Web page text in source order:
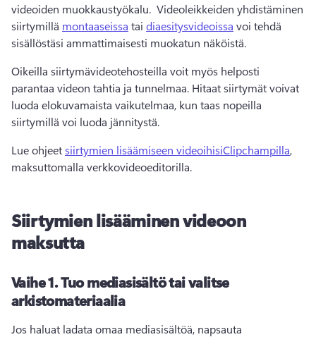
videoiden muokkaustyökalu. Videoleikkeiden yhdistäminen
siirtymillä montaaseissa tai diaesitysvideoissa voi tehdä
sisällöstäsi ammattimaisesti muokatun näköistä.
Oikeilla siirtymävideotehosteilla voit myös helposti
parantaa videon tahtia ja tunnelmaa. Hitaat siirtymät voivat
luoda elokuvamaista vaikutelmaa, kun taas nopeilla
siirtymillä voi luoda jännitystä.
Lue ohjeet siirtymien lisäämiseen videoihisiClipchampilla,
maksuttomalla verkkovideoeditorilla.
Siirtymien lisääminen videoon
maksutta
Vaihe 1.Tuo mediasisältö tai valitse
arkistomateriaalia
Jos haluat ladata omaa mediasisältöä, napsauta